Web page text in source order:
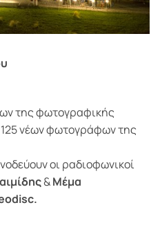
της φωτογραφικής
νέων φωτογράφων της
οι ραδιοφωνικοί
&Μέμα